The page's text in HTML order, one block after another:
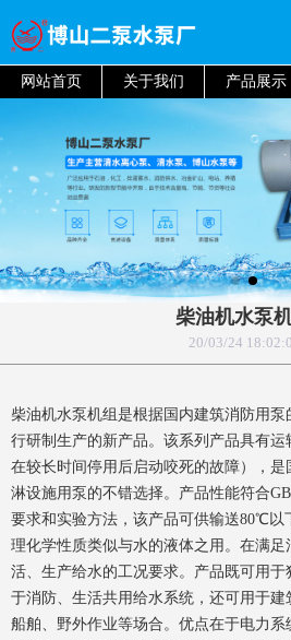
网站首页 关于我们 产品展示
柴油机水泵
20/03/24
柴油机水泵机组是根据国内建筑消防用
行研制生产的新产品。该系列产品具有
在较长时间停用后启动咬死的故障），
淋设施用泵的不错选择。产品性能符合
要求和实验方法，该产品可供输送80℃以
理化学性质类似与水的液体之用。在满
活、生产给水的工况要求。产品既可用于
于消防、生活共用给水系统，还可用于建
船舶、野外作业等场合。优点在于电力